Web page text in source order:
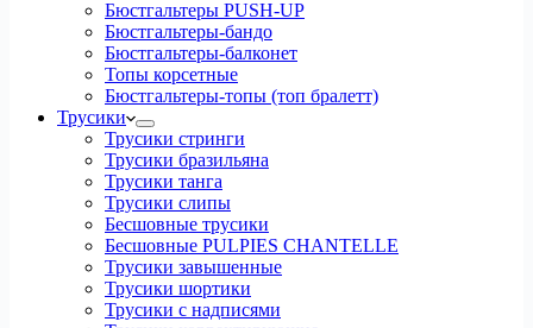
Бюстгальтеры PUSH-UP
Бюстгальтеры-бандо
Бюстгальтеры-балконет
Топы корсетные
Бюстгальтеры-топы (топ бралетт)
Трусики
Трусики стринги
Трусики бразильяна
Трусики танга
Трусики слипы
Бесшовные трусики
Бесшовные PULPIES CHANTELLE
Трусики завышенные
Трусики шортики
Трусики с надписями